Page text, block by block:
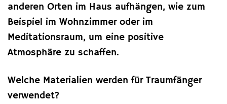
anderen Orten im Haus aufhängen, wie zum
Beispiel im Wohnzimmer oder im
Meditationsraum, um eine positive
Atmosphäre zu schaffen.
Welche Materialien werden für Traumfänger
verwendet?